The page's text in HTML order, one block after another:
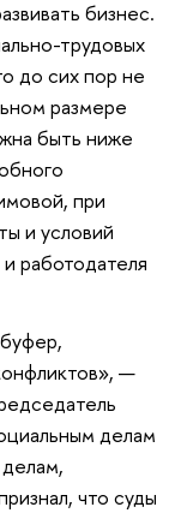
бизнес.
трудовых
до сих пор не
размере
быть ниже
при
и условий
работодателя
—
делам
что суды